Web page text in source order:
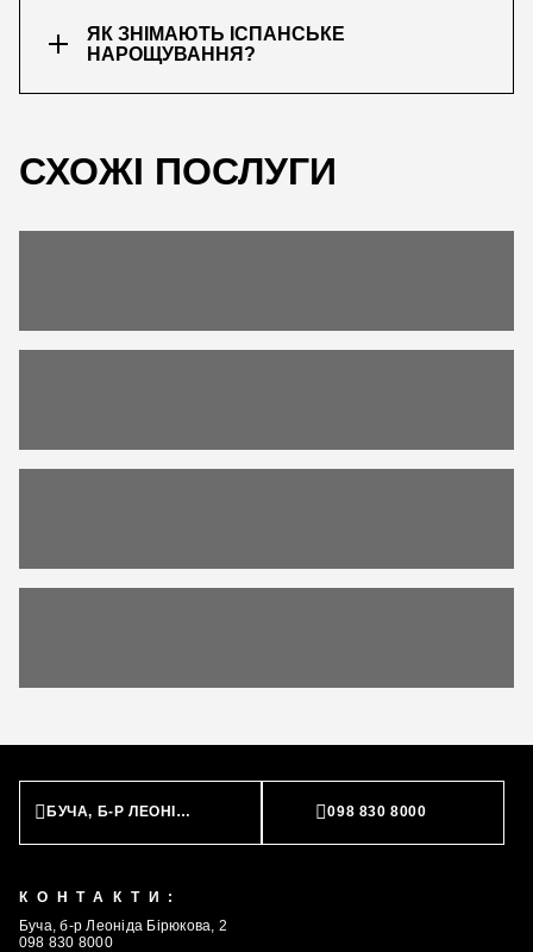
ЯК ЗНІМАЮТЬ ІСПАНСЬКЕ
НАРОЩУВАННЯ?
СХОЖІ ПОСЛУГИ
БУЧА, Б-Р ЛЕОНІДА БІРЮКОВА, 2 098 830 8000
КОНТАКТИ:
Буча, б-р Леоніда Бірюкова, 2
098 830 8000